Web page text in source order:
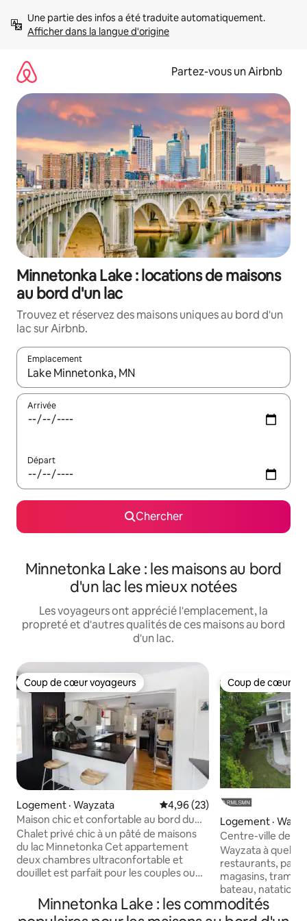
directement
Afficher dans la langue d'origine
Partez-vous un Airbnb
Minnetonka Lake : locations de maisons
au bord d'un lac
Trouvez et réservez des maisons uniques au bord d'un
lac sur Airbnb.
Emplacement
Quand les résultats sont affichés, parcourez-les en utilisant
Arrivée
Départ
Chercher
Minnetonka Lake : les maisons au bord
d'un lac les mieux notées
Les voyageurs ont apprécié l'emplacement, la
propreté et d'autres qualités de ces maisons au bord
d'un lac.
Coup de cœur voyageurs
Coup de cœur voyageurs
Logement · Wayzata Note moyenne de 4,96 sur 5,
4,96 (23)
Maison chic et confortable au bord du
lac | À 5 min du centre-ville de Wayzata
Chalet privé chic à un pâté de maisons
du lac Minnetonka Cet appartement
deux chambres ultraconfortable et
douillet est parfait pour les couples ou
explorez Excelsior (12 min) ou Wayzata
(5 min), et profitez d'une coopérative et
Coup de cœur
Coup de cœur
Logement ·
Centre-ville de
du café
Wayzata à
restaurants,
magasins,
bateau, natation.
clôturé, 3
offre une grande
Minnetonka Lake : les commodités